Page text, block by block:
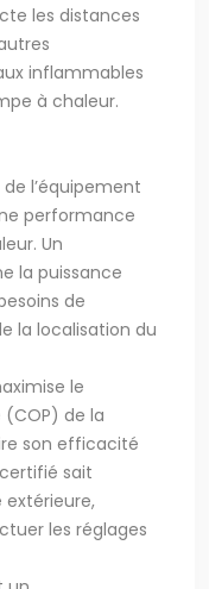
les distances
inflammables
à chaleur.
l’équipement
performance
Un
la puissance
de
la localisation du
le
de la
son efficacité
sait
extérieure,
les réglages